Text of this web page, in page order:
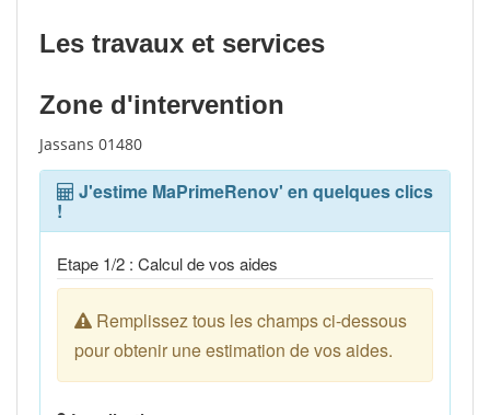
Les travaux et services
Zone d'intervention
Jassans 01480